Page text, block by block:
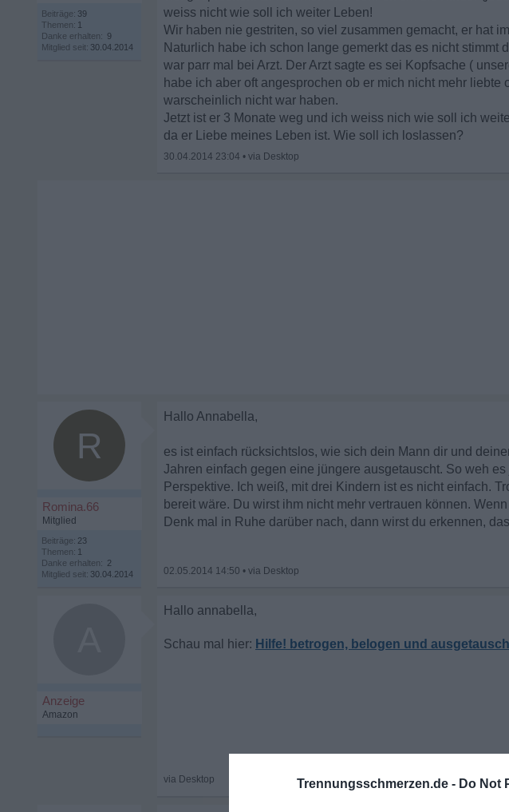
Trennungsschmerzen.de - Do Not
Beiträge: 39
Themen: 1
Danke erhalten: 9
Mitglied seit: 30.04.2014
weiss nicht wie soll ich weiter Leben!
Wir haben nie gestriten, so viel zusammen gemacht, er hat
Naturlich habe ich schon lange gemerkt das es nicht stimmt
war parr mal bei Arzt. Der Arzt sagte es sei Kopfsache (
habe ich aber oft angesprochen ob er mich nicht mehr
warscheinlich nicht war haben.
Jetzt ist er 3 Monate weg und ich weiss nich wie soll ich
da er Liebe meines Leben ist. Wie soll ich loslassen?
30.04.2014 23:04 •
R
Romina.66
Mitglied
Beiträge: 23
Themen: 1
Danke erhalten: 2
Mitglied seit: 30.04.2014
Hallo Annabella,
es ist einfach rücksichtslos, wie sich dein Mann dir und
Jahren einfach gegen eine jüngere ausgetauscht. So weh
Perspektive. Ich weiß, mit drei Kindern ist es nicht einfach.
bereit wäre. Du wirst ihm nicht mehr vertrauen können.
Denk mal in Ruhe darüber nach, dann wirst du erkennen,
02.05.2014 14:50 •
Hilfe! betrogen, belogen und